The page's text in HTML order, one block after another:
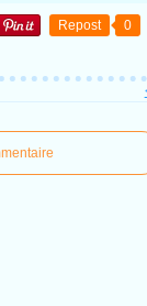
Repost 0